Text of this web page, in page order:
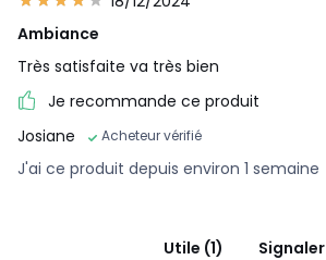
Ambiance
Très satisfaite va très bien
Je recommande ce produit
Josiane
Acheteur vérifié
J'ai ce produit depuis environ 1 semaine
Utile (1)
Signaler